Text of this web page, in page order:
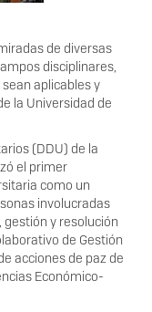
de diversas
disciplinares,
aplicables y
la Universidad de
(DDU) de la
el primer
como un
involucradas
gestión y resolución
de Gestión
acciones de paz de
Económico-